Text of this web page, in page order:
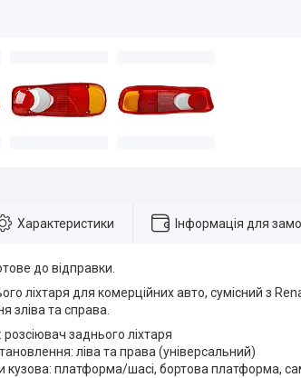
Характеристики Інформація для
до відправки.
ліхтаря для комерційних авто, сумісний з
зліва та справа.
заднього ліхтаря
ліва та права (універсальний)
кузова: платформа/шасі, бортова платформа,